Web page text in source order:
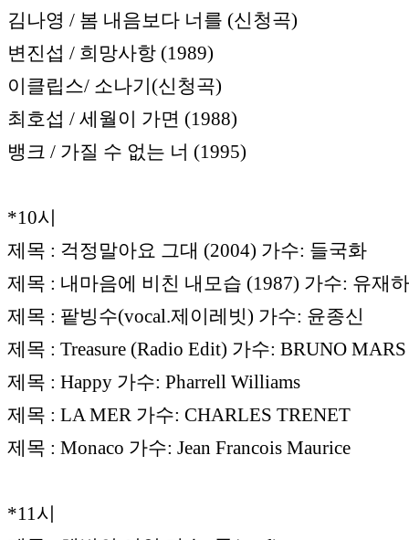
김나영 / 봄 내음보다 너를 (신청곡)
변진섭 / 희망사항 (1989)
이클립스/ 소나기(신청곡)
최호섭 / 세월이 가면 (1988)
뱅크 / 가질 수 없는 너 (1995)
*10시
제목 : 걱정말아요 그대 (2004) 가수: 들국화
제목 : 내마음에 비친 내모습 (1987) 가수: 유재하
제목 : 팥빙수(vocal.제이레빗) 가수: 윤종신
제목 : Treasure (Radio Edit) 가수: BRUNO MARS
제목 : Happy 가수: Pharrell Williams
제목 : LA MER 가수: CHARLES TRENET
제목 : Monaco 가수: Jean Francois Maurice
*11시